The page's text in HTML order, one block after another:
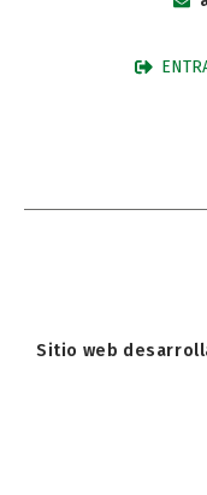
Sitio web